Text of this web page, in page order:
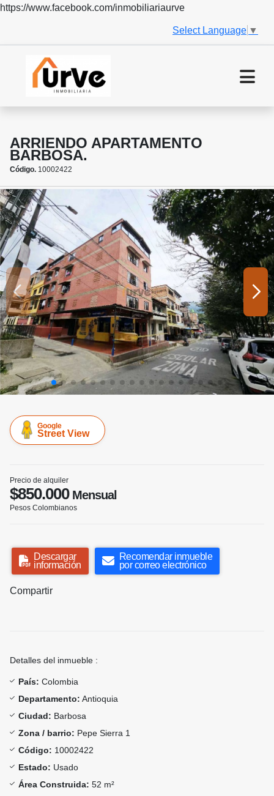
https://www.facebook.com/inmobiliariaurve
Select Language ▼
ARRIENDO APARTAMENTO
BARBOSA.
Código. 10002422
Google
Street View
Precio de alquiler
$850.000Mensual
Pesos Colombianos
Descargar
información
Recomendar inmueble
por correo electrónico
Compartir
Detalles del inmueble :
País: Colombia
Departamento: Antioquia
Ciudad: Barbosa
Zona / barrio: Pepe Sierra 1
Código: 10002422
Estado: Usado
Área Construida: 52 m²